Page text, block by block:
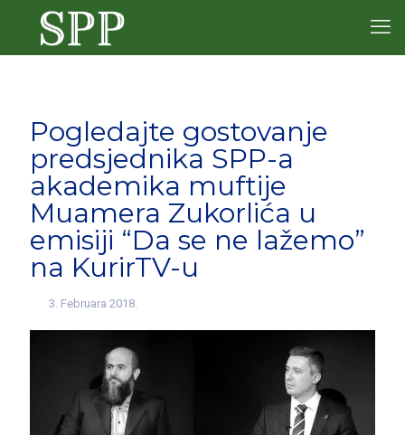
Pogledajte gostovanje
predsjednika SPP-a
akademika muftije
Muamera Zukorlića u
emisiji “Da se ne lažemo”
na KurirTV-u
3. Februara 2018.